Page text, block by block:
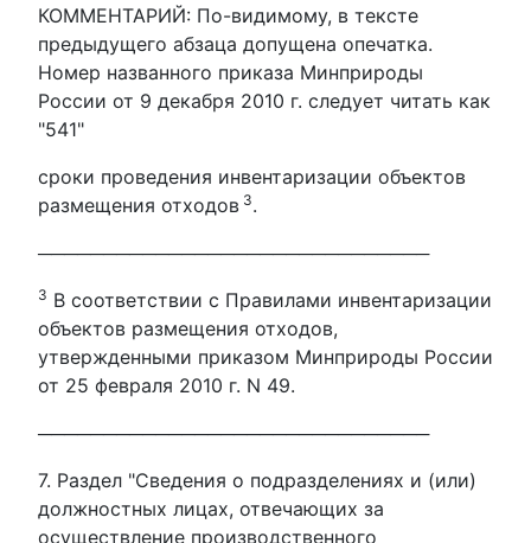
КОММЕНТАРИЙ: По-видимому, в тексте
предыдущего абзаца допущена опечатка.
Номер названного приказа Минприроды
России от 9 декабря 2010 г. следует читать как
"541"
сроки проведения инвентаризации объектов
размещения отходов 3.
──────────────────────────────
3 В соответствии с Правилами инвентаризации
объектов размещения отходов,
утвержденными приказом Минприроды России
от 25 февраля 2010 г. N 49.
──────────────────────────────
7. Раздел "Сведения о подразделениях и (или)
должностных лицах, отвечающих за
осуществление производственного